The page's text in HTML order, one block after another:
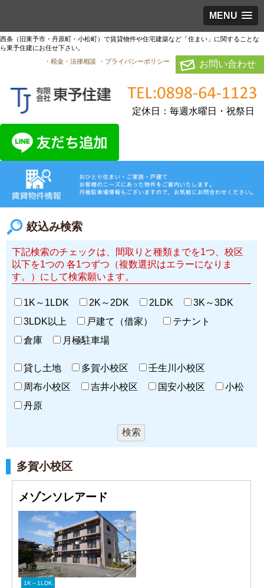
MENU
西条（旧東予市・丹原町・小松町）で賃貸物件や住宅建築など「住まい」に関することな
ら東予住建にお任せ下さい。
・税金・法律相談
・プライバシーポリシー お問い合わせ
定休日：毎週水曜日・祝祭日
絞込み検索
下記検索のチェックは、間取りと種類までを1つ、校区
以下を1つの 各1つずつ（複数選択はエラーになりま
す。）にして検索願います。
1K～1LDK 2K～2DK 2LDK
3K～3DK
3LDK以上
戸建て（借家）
テナント
倉庫
月極駐車場
貸し土地 多賀小校区
壬生川小校区
周布小校区
吉井小校区 国安小校区
小松
丹原
多賀小校区
メゾンソレアード
1K～1LDK